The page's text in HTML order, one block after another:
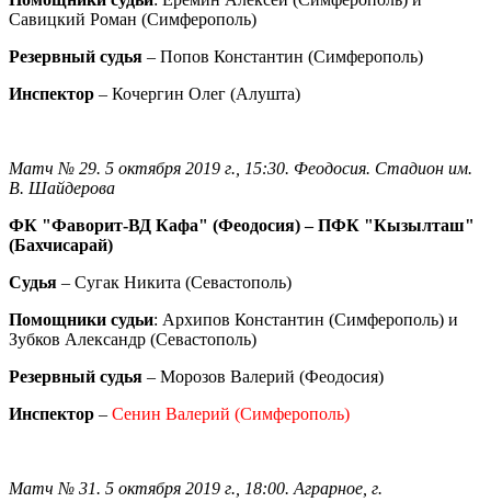
Савицкий Роман (Симферополь)
Резервный судья – Попов Константин (Симферополь)
Инспектор – Кочергин Олег (Алушта)
Матч № 29. 5 октября 2019 г., 15:30. Феодосия. Стадион им.
В. Шайдерова
ФК "Фаворит-ВД Кафа" (Феодосия) – ПФК "Кызылташ"
(Бахчисарай)
Судья – Сугак Никита (Севастополь)
Помощники судьи: Архипов Константин (Симферополь) и
Зубков Александр (Севастополь)
Резервный судья – Морозов Валерий (Феодосия)
Инспектор – Сенин Валерий (Симферополь)
Матч № 31. 5 октября 2019 г., 18:00. Аграрное, г.